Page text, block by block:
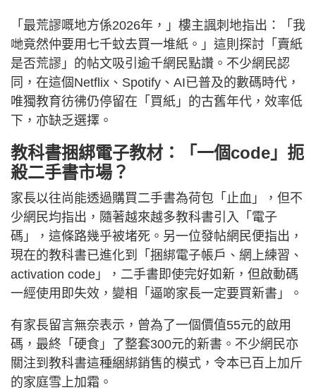
「最荒謬嘅地方係2026年，」樓主諷刺地指出：「我
哋竟然仲要用七千蚊去買一堆紙。」這則探討「賣紙
是否荒謬」的帖文吸引逾千網民點讚。不少網民認
同，在這個Netflix、Spotify、AI已普及的數碼時代，
唯獨教育彷彿仍停留在「買紙」的古舊年代，效率低
下，亦缺乏選擇。
教科書捆綁電子教材：「一個code」扼
殺二手書市場？
家長以往尚能透過購買二手書為荷包「止血」，但不
少網民均指出，隨著越來越多教科書引入「電子
碼」，這條路幾乎被堵死。另一位發帖網民便指出，
現在的教科書已進化到「捆綁電子帳戶、網上練習、
activation code」，二手書即使完好如新，但啟動碼
一經使用即失效，變相「逼啲家長一定要買新書」。
有家長留言無奈表示，曾為了一個價值55元的啟用
碼，最終「硬食」了整套300元的新書。不少網民亦
關注到教科書這種綑綁銷售的模式，令本已百上加斤
的家庭雪上加霜。